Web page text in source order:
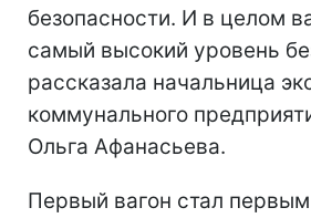
безопасности. И в целом
самый высокий уровень
рассказала начальница
коммунального
Ольга Афанасьева.
Первый вагон стал